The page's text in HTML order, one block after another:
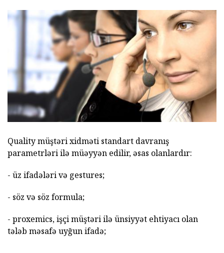
Quality müştəri xidməti standart davranış
parametrləri ilə müəyyən edilir, əsas olanlardır:
- üz ifadələri və gestures;
- söz və söz formula;
- proxemics, işçi müştəri ilə ünsiyyət ehtiyacı olan
tələb məsafə uyğun ifadə;